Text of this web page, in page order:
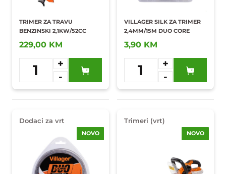
TRIMER ZA TRAVU
BENZINSKI 2,1KW/52CC
229,00 KM
1
+
-
Dodaj u
omiljene
VILLAGER SILK ZA TRIMER
2,4MM/15M DUO CORE
3,90 KM
1
+
-
Dodaj u
omiljene
Dodaci za vrt
NOVO
Trimeri (vrt)
NOVO